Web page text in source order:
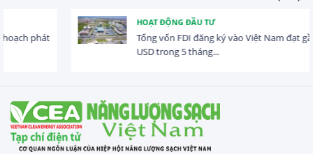
HOẠT ĐỘNG ĐẦU TƯ
Tổng vốn FDI đăng ký vào Việt Nam đạt gần 25 tỷ
USD trong 5 tháng...